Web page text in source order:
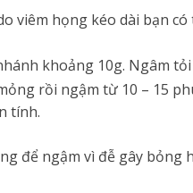
viêm họng kéo dài bạn có
khoảng 10g. Ngâm
rồi ngậm từ 10 – 15
tính.
để ngậm vì đễ gây bỏng